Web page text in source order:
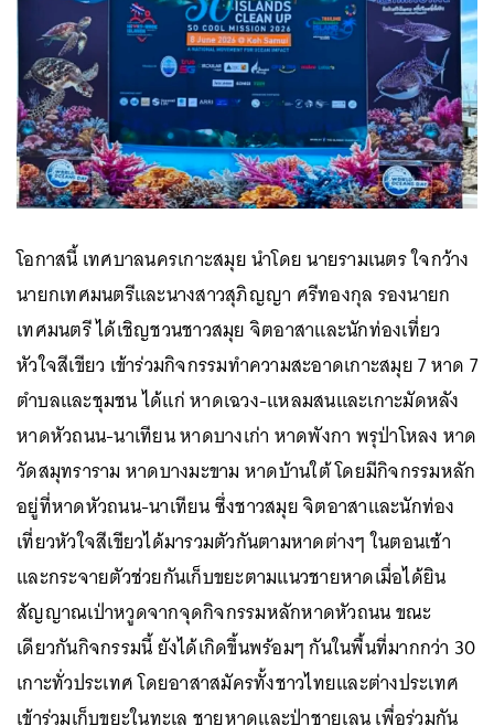
โอกาสนี้ เทศบาลนครเกาะสมุย นำโดย นายรามเนตร ใจกว้าง
นายกเทศมนตรีและนางสาวสุภิญญา ศรีทองกุล รองนายก
เทศมนตรีได้เชิญชวนชาวสมุย จิตอาสาและนักท่องเที่ยว
หัวใจสีเขียว เข้าร่วมกิจกรรมทำความสะอาดเกาะสมุย 7 หาด 7
ตำบลและชุมชน ได้แก่ หาดเฉวง-แหลมสนและเกาะมัดหลัง
หาดหัวถนน-นาเทียน หาดบางเก่า หาดพังกา พรุป่าโหลง หาด
วัดสมุทราราม หาดบางมะขาม หาดบ้านใต้ โดยมีกิจกรรมหลัก
อยู่ที่หาดหัวถนน-นาเทียน ซึ่งชาวสมุย จิตอาสาและนักท่อง
เที่ยวหัวใจสีเขียวได้มารวมตัวกันตามหาดต่างๆ ในตอนเช้า
และกระจายตัวช่วยกันเก็บขยะตามแนวชายหาดเมื่อได้ยิน
สัญญาณเป่าหวูดจากจุดกิจกรรมหลักหาดหัวถนน ขณะ
เดียวกันกิจกรรมนี้ ยังได้เกิดขึ้นพร้อมๆ กันในพื้นที่มากกว่า 30
เกาะทั่วประเทศ โดยอาสาสมัครทั้งชาวไทยและต่างประเทศ
เข้าร่วมเก็บขยะในทะเล ชายหาดและป่าชายเลน เพื่อร่วมกัน